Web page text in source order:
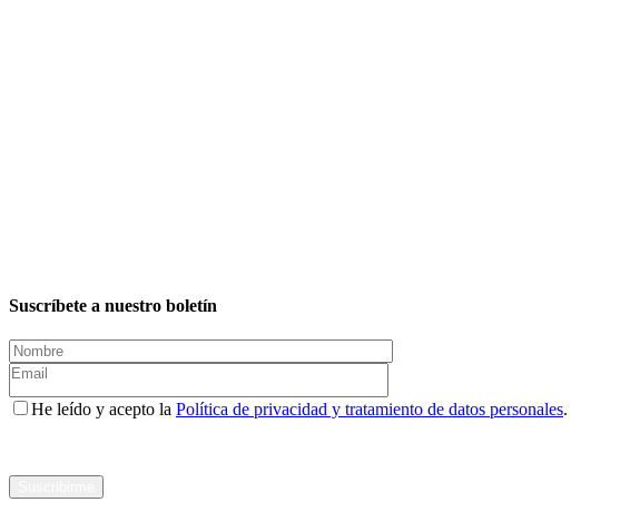
Suscríbete a nuestro boletín
He leído y acepto la Política de privacidad y tratamiento de datos personales.